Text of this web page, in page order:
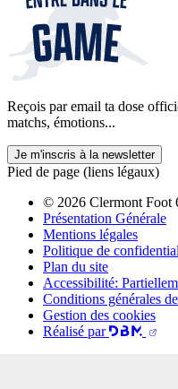
Reçois par email ta dose
matchs, émotions...
Je m'inscris à la newsletter
Pied de page (liens légaux)
© 2026 Clermont Foot
Présentation Générale
Mentions légales
Politique de
Plan du site
Accessibilité:
Conditions générales
Gestion des cookies
Réalisé par